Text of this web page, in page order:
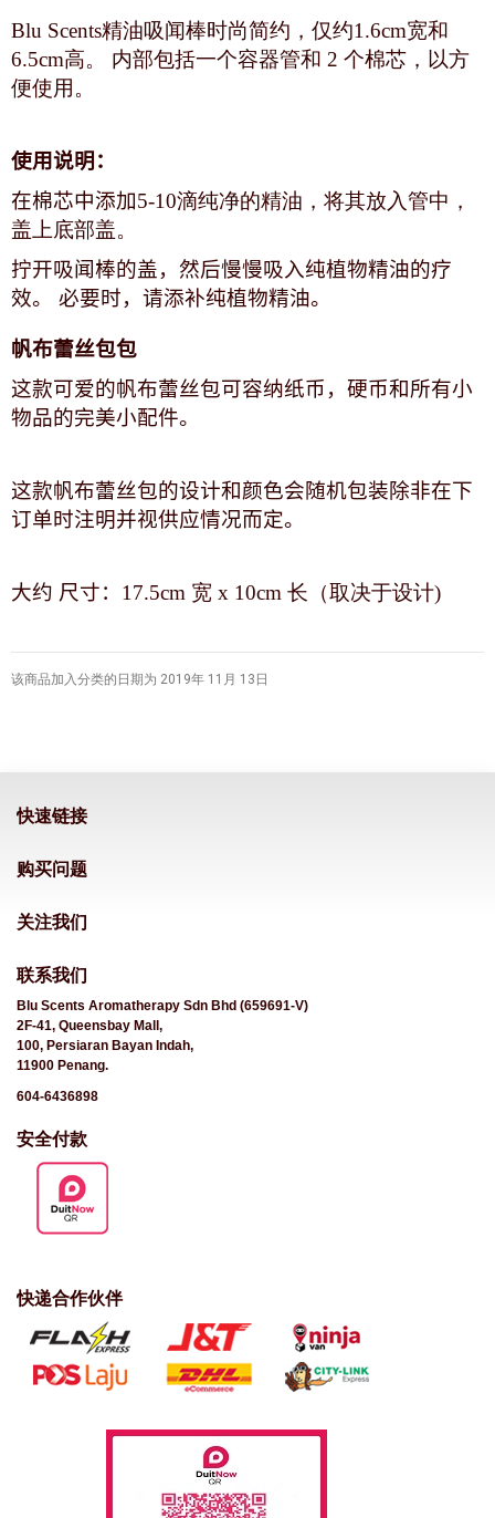
Blu Scents精油吸闻棒时尚简约，仅约1.6cm宽和
6.5cm高。 内部包括一个容器管和 2 个棉芯，以方
便使用。
使用说明：
在棉芯中添加5-10滴纯净的精油，将其放入管中，
盖上底部盖。
拧开吸闻棒的盖，然后慢慢吸入纯植物精油的疗
效。 必要时，请添补纯植物精油。
帆布蕾丝包包
这款可爱的帆布蕾丝包可容纳纸币，硬币和所有小
物品的完美小配件。
这款帆布蕾丝包的设计和颜色会随机包装除非在下
订单时注明并视供应情况而定。
大约 尺寸： 17.5cm 宽 x 10cm 长（取决于设计)
该商品加入分类的日期为 2019年 11月 13日
快速链接
购买问题
关注我们
联系我们
Blu Scents Aromatherapy Sdn Bhd (659691-V)
2F-41, Queensbay Mall,
100, Persiaran Bayan Indah,
11900 Penang.
604-6436898
安全付款
快递合作伙伴